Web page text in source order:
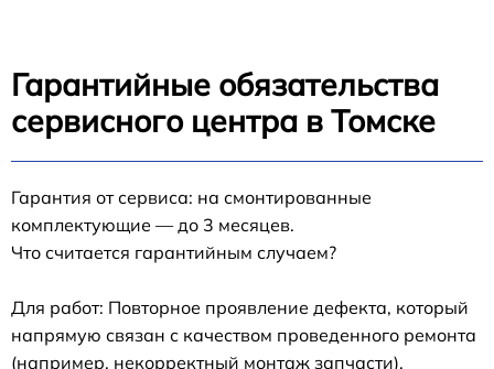
Гарантийные обязательства
сервисного центра в Томске
Гарантия от сервиса: на смонтированные
комплектующие — до 3 месяцев.
Что считается гарантийным случаем?
Для работ: Повторное проявление дефекта, который
напрямую связан с качеством проведенного ремонта
(например, некорректный монтаж запчасти).